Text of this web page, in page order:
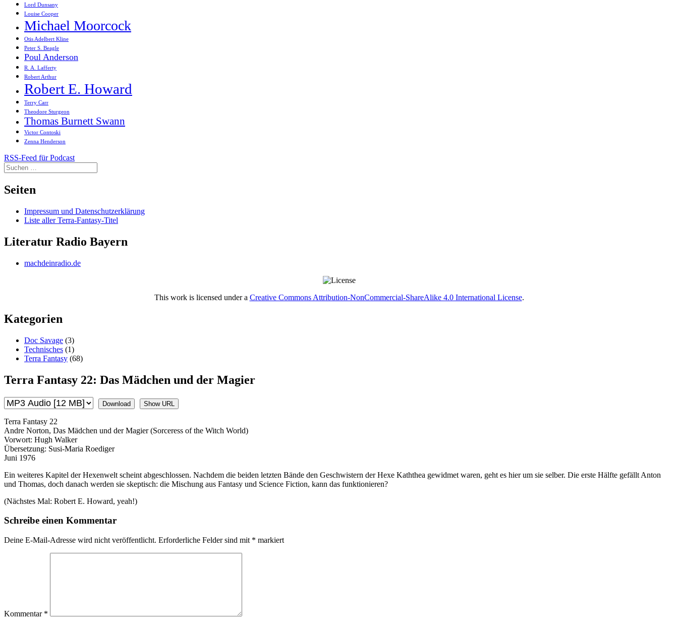
Lord Dunsany
Louise Cooper
Michael Moorcock
Otis Adelbert Kline
Peter S. Beagle
Poul Anderson
R. A. Lafferty
Robert Arthur
Robert E. Howard
Terry Carr
Theodore Sturgeon
Thomas Burnett Swann
Victor Contoski
Zenna Henderson
RSS-Feed für Podcast
Suchen
nach:
Seiten
Impressum und Datenschutzerklärung
Liste aller Terra-Fantasy-Titel
Literatur Radio Bayern
machdeinradio.de
This work is licensed under a Creative Commons Attribution-NonCommercial-ShareAlike 4.0 International License.
Kategorien
Doc Savage (3)
Technisches (1)
Terra Fantasy (68)
Terra Fantasy 22: Das Mädchen und der Magier
Download Show URL
Terra Fantasy 22
Andre Norton, Das Mädchen und der Magier (Sorceress of the Witch World)
Vorwort: Hugh Walker
Übersetzung: Susi-Maria Roediger
Juni 1976
Ein weiteres Kapitel der Hexenwelt scheint abgeschlossen. Nachdem die beiden letzten Bände den Geschwistern der Hexe Kaththea gewidmet waren, geht es hier um sie selber. Die erste Hälfte gefällt Anton
und Thomas, doch danach werden sie skeptisch: die Mischung aus Fantasy und Science Fiction, kann das funktionieren?
(Nächstes Mal: Robert E. Howard, yeah!)
Schreibe einen Kommentar
Deine E-Mail-Adresse wird nicht veröffentlicht. Erforderliche Felder sind mit * markiert
Kommentar *